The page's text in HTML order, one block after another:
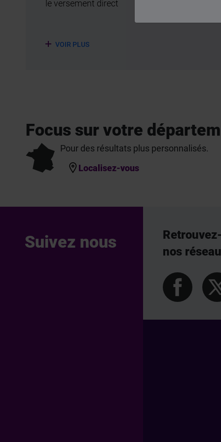
le versement direct
VOIR PLUS
Focus sur votre
Pour des résultats plus personnalisés.
Localisez-vous
Suivez nous
nos